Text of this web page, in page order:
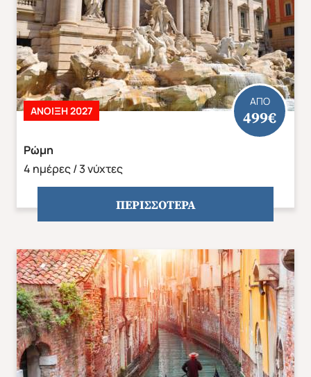
Φθινόπωρο 2026 Mika's Exclusive Groups
Αποδέχομαι τους όρους χρήσης
Ρώμη
4 ημέρες / 3 νύχτες
ΑΠΟ
499€
ΆΝΟΙΞΗ 2027
ΠΕΡΙΣΣΟΤΕΡΑ